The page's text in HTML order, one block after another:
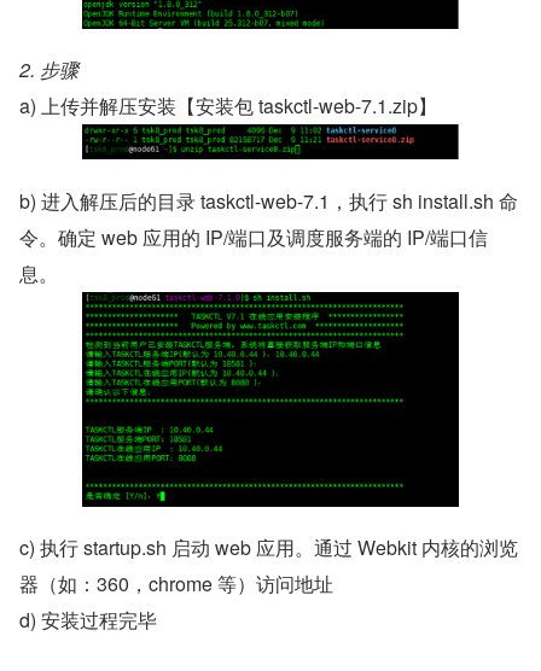
2. 步骤
a) 上传并解压安装【安装包 taskctl-web-7.1.zip】
b) 进入解压后的目录 taskctl-web-7.1，执行 sh install.sh 命
令。确定 web 应用的 IP/端口及调度服务端的 IP/端口信
息。
c) 执行 startup.sh 启动 web 应用。通过 Webkit 内核的浏览
器（如：360，chrome 等）访问地址
d) 安装过程完毕